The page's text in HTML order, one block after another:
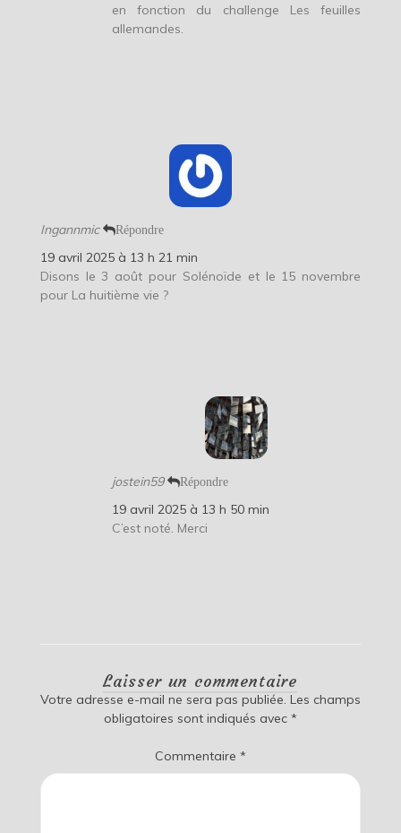
en fonction du challenge Les feuilles
allemandes.
Ingannmic Répondre
19 avril 2025 à 13 h 21 min
Disons le 3 août pour Solénoïde et le 15 novembre
pour La huitième vie ?
jostein59 Répondre
19 avril 2025 à 13 h 50 min
C’est noté. Merci
Laisser un commentaire
Votre adresse e-mail ne sera pas publiée. Les champs
obligatoires sont indiqués avec *
Commentaire *